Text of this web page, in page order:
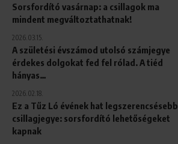
Sorsfordító vasárnap: a csillagok ma
mindent megváltoztathatnak!
2026.03.15.
A születési évszámod utolsó számjegye
érdekes dolgokat fed fel rólad. A tiéd
hányas…
2026.02.18.
Ez a Tűz Ló évének hat legszerencsésebb
csillagjegye: sorsfordító lehetőségeket
kapnak